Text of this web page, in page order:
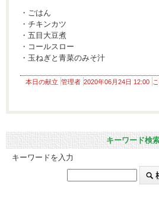
・ごはん
・チキンカツ
・五目大豆煮
・コールスロー
・玉ねぎと青菜のみそ汁
本日の献立 管理者 2020年06月24日 12:00
キーワード検
キーワードを入力